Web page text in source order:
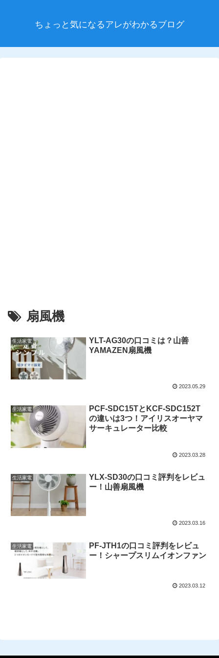
ちょっと気になるアレがわかるブログ
扇風機
生活家電
YLT-AG30の口コミは？山善
YAMAZEN扇風機
2023.05.29
生活家電
PCF-SDC15TとKCF-SDC152T
の違いは3つ！アイリスオーヤマ
サーキュレーター比較
2023.03.28
生活家電
YLX-SD30の口コミ評判をレビュ
ー！山善扇風機
2023.03.16
生活家電
PF-JTH1の口コミ評判をレビュ
ー！シャープスリムイオンファン
2023.03.12